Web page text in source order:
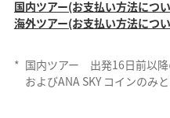
国内ツアー(お支払い方法につい
海外ツアー(お支払い方法につい
* 国内ツアー 出発16日前以降
およびANA SKY コインのみと